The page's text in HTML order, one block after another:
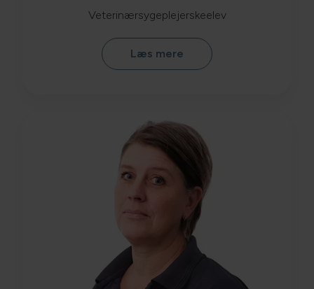
Veterinærsygeplejerskeelev
Læs mere